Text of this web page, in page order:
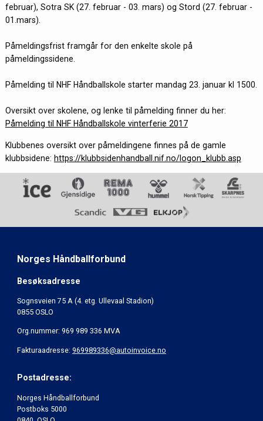
februar), Sotra SK (27. februar - 03. mars) og Stord (27. februar -
01.mars).
Påmeldingsfrist framgår for den enkelte skole på
påmeldingssidene.
Påmelding til NHF Håndballskole starter mandag 23. januar kl 1500.
Oversikt over skolene, og lenke til påmelding finner du her:
Påmelding til NHF Håndballskole vinterferie 2017
Klubbenes oversikt over påmeldingene finnes på de gamle
klubbsidene: https://klubbsidenhandball.nif.no/logon_klubb.asp
Norges Håndballforbund
Besøksadresse
Sognsveien 75 A (4. etg. Ullevaal Stadion)
0855 OSLO
Org.nummer: 969 989 336 MVA
Fakturaadresse: 969989336@autoinvoice.no
Postadresse:
Norges Håndballforbund
Postboks 5000